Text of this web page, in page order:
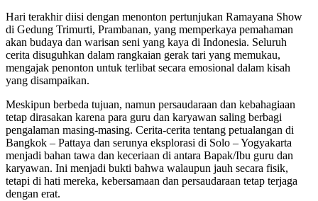
Hari terakhir diisi dengan menonton pertunjukan Ramayana Show
di Gedung Trimurti, Prambanan, yang memperkaya pemahaman
akan budaya dan warisan seni yang kaya di Indonesia. Seluruh
cerita disuguhkan dalam rangkaian gerak tari yang memukau,
mengajak penonton untuk terlibat secara emosional dalam kisah
yang disampaikan.
Meskipun berbeda tujuan, namun persaudaraan dan kebahagiaan
tetap dirasakan karena para guru dan karyawan saling berbagi
pengalaman masing-masing. Cerita-cerita tentang petualangan di
Bangkok – Pattaya dan serunya eksplorasi di Solo – Yogyakarta
menjadi bahan tawa dan keceriaan di antara Bapak/Ibu guru dan
karyawan. Ini menjadi bukti bahwa walaupun jauh secara fisik,
tetapi di hati mereka, kebersamaan dan persaudaraan tetap terjaga
dengan erat.